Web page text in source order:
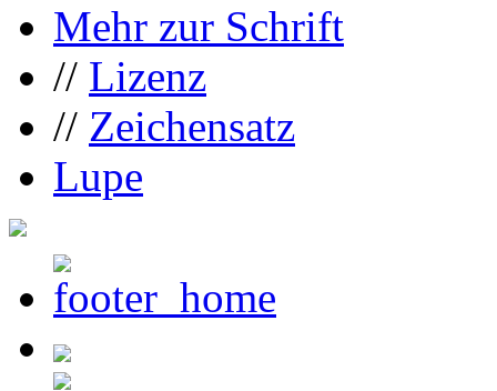
Mehr zur Schrift
// Lizenz
// Zeichensatz
Lupe